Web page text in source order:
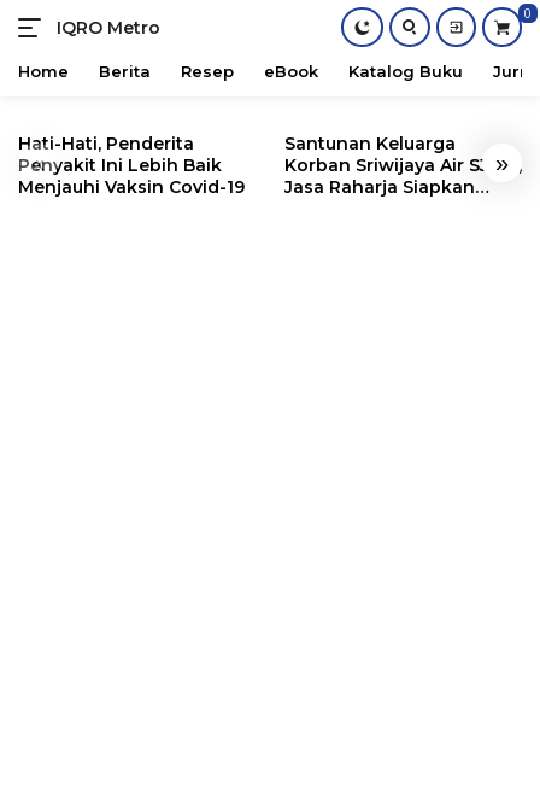
content
IQRO Metro
Lets
Bright
0
Home Berita Resep eBook Katalog Buku
« »
Hati-Hati, Penderita
Penyakit Ini Lebih Baik
Menjauhi Vaksin Covid-19
Santunan Keluarga
Korban Sriwijaya Air SJ182,
Jasa Raharja Siapkan